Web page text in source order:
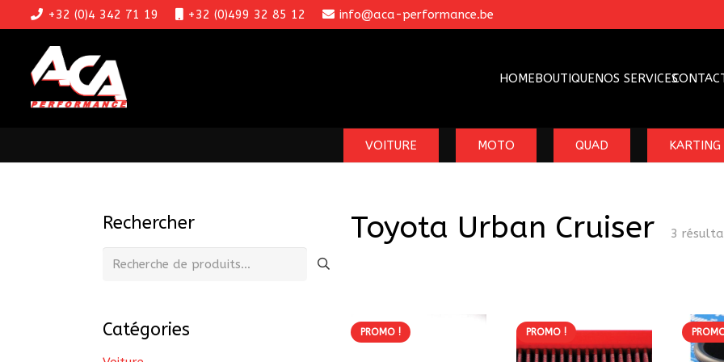
+32 (0)4 342 71 19 +32 (0)499 32 85 12 info@aca-performance.be
HOMEBOUTIQUENOS SERVICES
VOITURE MOTO QUAD KARTING
Toyota Urban Cruiser 3
PROMO ! PROMO !
Rechercher
Recherche
Catégories